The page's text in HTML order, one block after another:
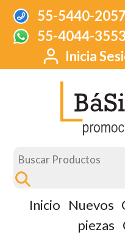
55-5440-2057
55-4044-3553
Inicia
Inicio Nuevos
piezas